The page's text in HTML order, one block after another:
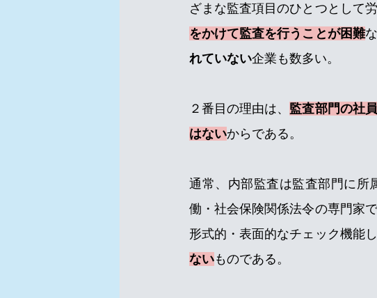
ざまな監査項目のひとつとして
をかけて監査を行うことが困難
れていない企業も数多い。
２番目の理由は、 監査部門の社
はないからである。
通常、内部監査は監査部門に所
働・社会保険関係法令の専門家
形式的・表面的なチェック機能し
ないものである。